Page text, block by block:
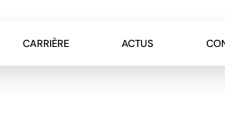
CARRIÈRE ACTUS